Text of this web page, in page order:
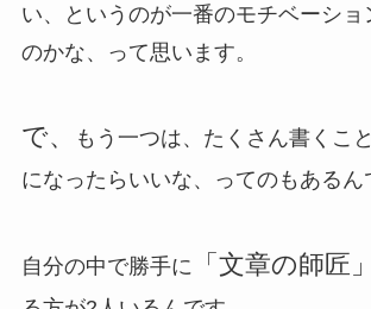
い、というのが一番のモチベーショ
のかな、って思います。
で、
もう一つは、たくさん書くこ
になったらいいな、ってのもあるん
自分の中で勝手に 「文章の師匠」